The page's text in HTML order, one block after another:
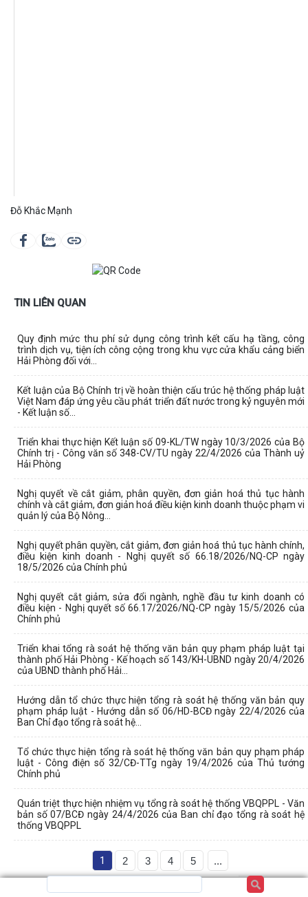
Đỗ Khắc Mạnh
TIN LIÊN QUAN
Quy định mức thu phí sử dụng công trình kết cấu hạ tầng, công
trình dịch vụ, tiện ích công cộng trong khu vực cửa khẩu cảng biển
Hải Phòng đối với...
Kết luận của Bộ Chính trị về hoàn thiện cấu trúc hệ thống pháp luật
Việt Nam đáp ứng yêu cầu phát triển đất nước trong kỷ nguyên mới
- Kết luận số...
Triển khai thực hiện Kết luận số 09-KL/TW ngày 10/3/2026 của Bộ
Chính trị - Công văn số 348-CV/TU ngày 22/4/2026 của Thành uỷ
Hải Phòng
Nghị quyết về cắt giảm, phân quyền, đơn giản hoá thủ tục hành
chính và cắt giảm, đơn giản hoá điều kiện kinh doanh thuộc phạm vi
quản lý của Bộ Nông...
Nghị quyết phân quyền, cắt giảm, đơn giản hoá thủ tục hành chính,
điều kiện kinh doanh - Nghị quyết số 66.18/2026/NQ-CP ngày
18/5/2026 của Chính phủ
Nghị quyết cắt giảm, sửa đổi ngành, nghề đầu tư kinh doanh có
điều kiện - Nghị quyết số 66.17/2026/NQ-CP ngày 15/5/2026 của
Chính phủ
Triển khai tổng rà soát hệ thống văn bản quy phạm pháp luật tại
thành phố Hải Phòng - Kế hoạch số 143/KH-UBND ngày 20/4/2026
của UBND thành phố Hải...
Hướng dẫn tổ chức thực hiện tổng rà soát hệ thống văn bản quy
phạm pháp luật - Hướng dẫn số 06/HD-BCĐ ngày 22/4/2026 của
Ban Chỉ đạo tổng rà soát hệ...
Tổ chức thực hiện tổng rà soát hệ thống văn bản quy phạm pháp
luật - Công điện số 32/CĐ-TTg ngày 19/4/2026 của Thủ tướng
Chính phủ
Quán triệt thực hiện nhiệm vụ tổng rà soát hệ thống VBQPPL - Văn
bản số 07/BCĐ ngày 24/4/2026 của Ban chỉ đạo tổng rà soát hệ
thống VBQPPL
1 2 3 4 5 ...